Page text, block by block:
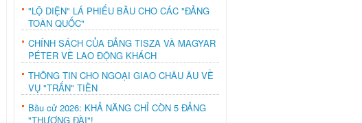
"LỘ DIỆN" LÁ PHIẾU BẦU CHO CÁC "ĐẢNG
TOÀN QUỐC"
CHÍNH SÁCH CỦA ĐẢNG TISZA VÀ MAGYAR
PÉTER VỀ LAO ĐỘNG KHÁCH
THÔNG TIN CHO NGOẠI GIAO CHÂU ÂU VỀ
VỤ "TRẤN" TIỀN
Bầu cử 2026: KHẢ NĂNG CHỈ CÒN 5 ĐẢNG
"THƯỢNG ĐÀI"!